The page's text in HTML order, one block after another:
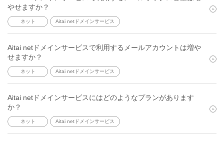
やせますか？
ネット Aitai netドメインサービス
Aitai netドメインサービスで利用するメールアカウントは増や
せますか？
ネット Aitai netドメインサービス
Aitai netドメインサービスにはどのようなプランがあります
か？
ネット Aitai netドメインサービス